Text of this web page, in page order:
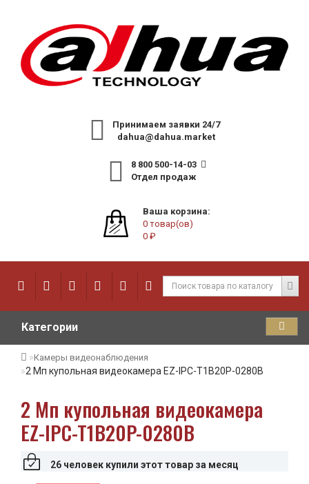
Принимаем заявки 24/7
dahua@dahua.market
8 800 500-14-03
Отдел продаж
Ваша корзина:
0 товар(ов)
0 ₽
Категории
Камеры видеонаблюдения
2 Мп купольная видеокамера EZ-IPC-T1B20P-0280B
2 Мп купольная видеокамера
EZ-IPC-T1B20P-0280B
26 человек купили этот товар за месяц